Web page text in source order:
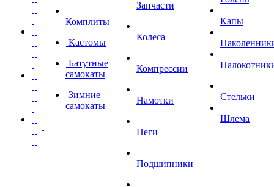
Комплиты
Кастомы
Батутные
самокаты
Зимние
самокаты
Запчасти
Колеса
Компрессии
Намотки
Пеги
Подшипники
Капы
Стельки
Шлема